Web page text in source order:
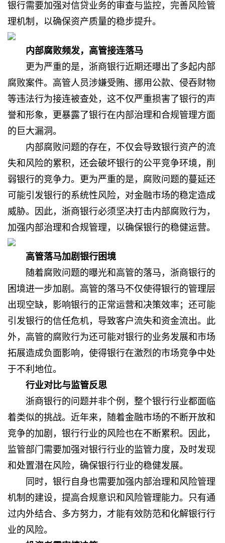
银行需要加强对信贷业务的审查与监控，完善风险管
理机制，以确保资产质量的稳步提升。
内部腐败频发，高管接连落马
更为严重的是，浙商银行近期还曝出了多起内部
腐败案件。高管人员涉嫌受贿、挪用公款、侵吞财物
等违法行为接连被查处，这不仅严重损害了银行的声
誉和形象，更暴露了银行在内部治理和合规管理方面
的巨大漏洞。
内部腐败问题的存在，不仅会导致银行资产的流
失和风险的累积，还会破坏银行的公平竞争环境，削
弱银行的竞争力。更为严重的是，腐败问题的蔓延还
可能引发银行的系统性风险，对金融市场的稳定造成
威胁。因此，浙商银行必须坚决打击内部腐败行为，
加强内部治理和合规管理，以确保银行的稳健运营。
高管落马加剧银行困境
随着腐败问题的曝光和高管的落马，浙商银行的
困境进一步加剧。高管的落马不仅使得银行的管理层
出现空缺，影响银行的正常运营和决策效率；还可能
引发银行的信任危机，导致客户流失和资金流出。此
外，高管的腐败行为还可能对银行的业务发展和市场
拓展造成负面影响，使得银行在激烈的市场竞争中处
于不利地位。
行业对比与监管反思
浙商银行的问题并非个例，整个银行行业都面临
着类似的挑战。近年来，随着金融市场的不断开放和
竞争的加剧，银行行业的风险也在不断累积。因此，
监管部门需要加强对银行行业的监管力度，及时发现
和处置潜在风险，确保银行行业的稳健发展。
同时，银行自身也需要加强内部治理和风险管理
机制的建设，提高合规意识和风险管理能力。只有通
过内外结合、多方努力，才能有效防范和化解银行行
业的风险。